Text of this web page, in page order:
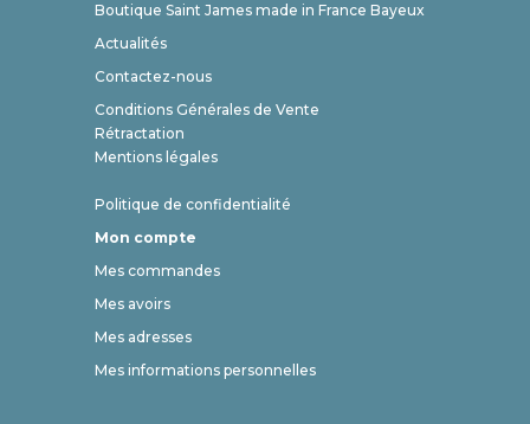
Boutique Saint James made in France Bayeux
Actualités
Contactez-nous
Conditions Générales de Vente
Rétractation
Mentions légales
Politique de confidentialité
Mon compte
Mes commandes
Mes avoirs
Mes adresses
Mes informations personnelles